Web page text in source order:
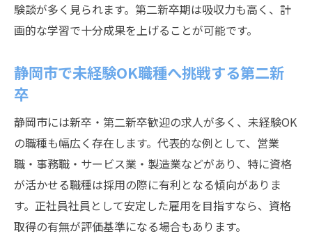
験談が多く見られます。第二新卒期は吸収力も高く、計
画的な学習で十分成果を上げることが可能です。
静岡市で未経験OK職種へ挑戦する第二新
卒
静岡市には新卒・第二新卒歓迎の求人が多く、未経験OK
の職種も幅広く存在します。代表的な例として、営業
職・事務職・サービス業・製造業などがあり、特に資格
が活かせる職種は採用の際に有利となる傾向がありま
す。正社員社員として安定した雇用を目指すなら、資格
取得の有無が評価基準になる場合もあります。